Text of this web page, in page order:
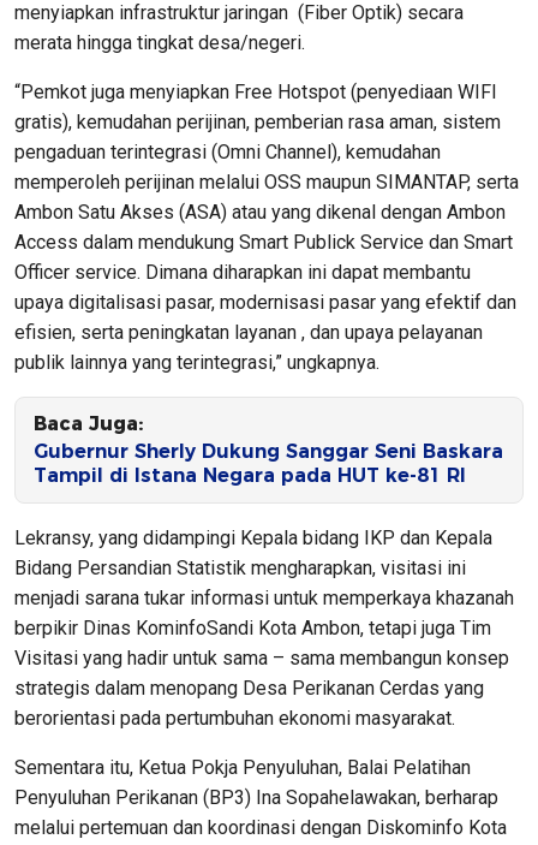
menyiapkan infrastruktur jaringan (Fiber Optik) secara
merata hingga tingkat desa/negeri.
“Pemkot juga menyiapkan Free Hotspot (penyediaan WIFI
gratis), kemudahan perijinan, pemberian rasa aman, sistem
pengaduan terintegrasi (Omni Channel), kemudahan
memperoleh perijinan melalui OSS maupun SIMANTAP, serta
Ambon Satu Akses (ASA) atau yang dikenal dengan Ambon
Access dalam mendukung Smart Publick Service dan Smart
Officer service. Dimana diharapkan ini dapat membantu
upaya digitalisasi pasar, modernisasi pasar yang efektif dan
efisien, serta peningkatan layanan , dan upaya pelayanan
publik lainnya yang terintegrasi,” ungkapnya.
Baca Juga:
Gubernur Sherly Dukung Sanggar Seni Baskara
Tampil di Istana Negara pada HUT ke-81 RI
Lekransy, yang didampingi Kepala bidang IKP dan Kepala
Bidang Persandian Statistik mengharapkan, visitasi ini
menjadi sarana tukar informasi untuk memperkaya khazanah
berpikir Dinas KominfoSandi Kota Ambon, tetapi juga Tim
Visitasi yang hadir untuk sama – sama membangun konsep
strategis dalam menopang Desa Perikanan Cerdas yang
berorientasi pada pertumbuhan ekonomi masyarakat.
Sementara itu, Ketua Pokja Penyuluhan, Balai Pelatihan
Penyuluhan Perikanan (BP3) Ina Sopahelawakan, berharap
melalui pertemuan dan koordinasi dengan Diskominfo Kota